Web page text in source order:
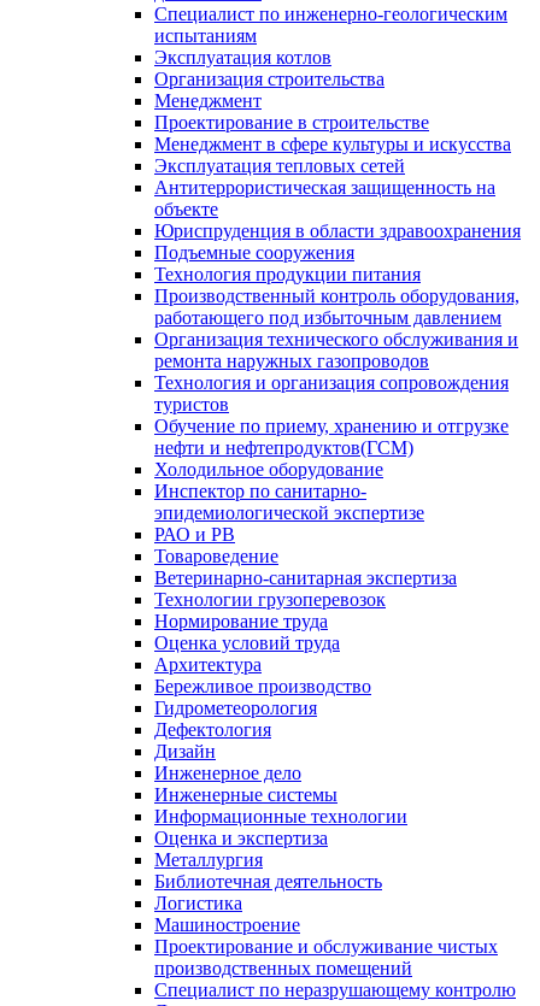
Специалист по инженерно-геологическим
испытаниям
Эксплуатация котлов
Организация строительства
Менеджмент
Проектирование в строительстве
Менеджмент в сфере культуры и искусства
Эксплуатация тепловых сетей
Антитеррористическая защищенность на
объекте
Юриспруденция в области здравоохранения
Подъемные сооружения
Технология продукции питания
Производственный контроль оборудования,
работающего под избыточным давлением
Организация технического обслуживания и
ремонта наружных газопроводов
Технология и организация сопровождения
туристов
Обучение по приему, хранению и отгрузке
нефти и нефтепродуктов(ГСМ)
Холодильное оборудование
Инспектор по санитарно-
эпидемиологической экспертизе
РАО и РВ
Товароведение
Ветеринарно-санитарная экспертиза
Технологии грузоперевозок
Нормирование труда
Оценка условий труда
Архитектура
Бережливое производство
Гидрометеорология
Дефектология
Дизайн
Инженерное дело
Инженерные системы
Информационные технологии
Оценка и экспертиза
Металлургия
Библиотечная деятельность
Логистика
Машиностроение
Проектирование и обслуживание чистых
производственных помещений
Специалист по неразрушающему контролю